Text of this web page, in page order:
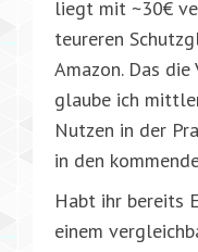
liegt mit ~30€
teureren
Amazon. Das
glaube ich
Nutzen in der
in den
Habt ihr bereits
einem